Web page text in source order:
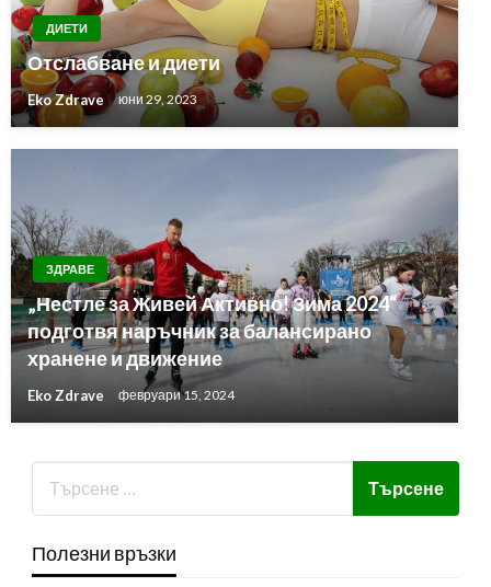
ДИЕТИ
Отслабване и диети
Eko Zdrave юни 29, 2023
ЗДРАВЕ
„Нестле за Живей Активно! Зима 2024“
подготвя наръчник за балансирано
хранене и движение
Eko Zdrave февруари 15, 2024
Полезни връзки